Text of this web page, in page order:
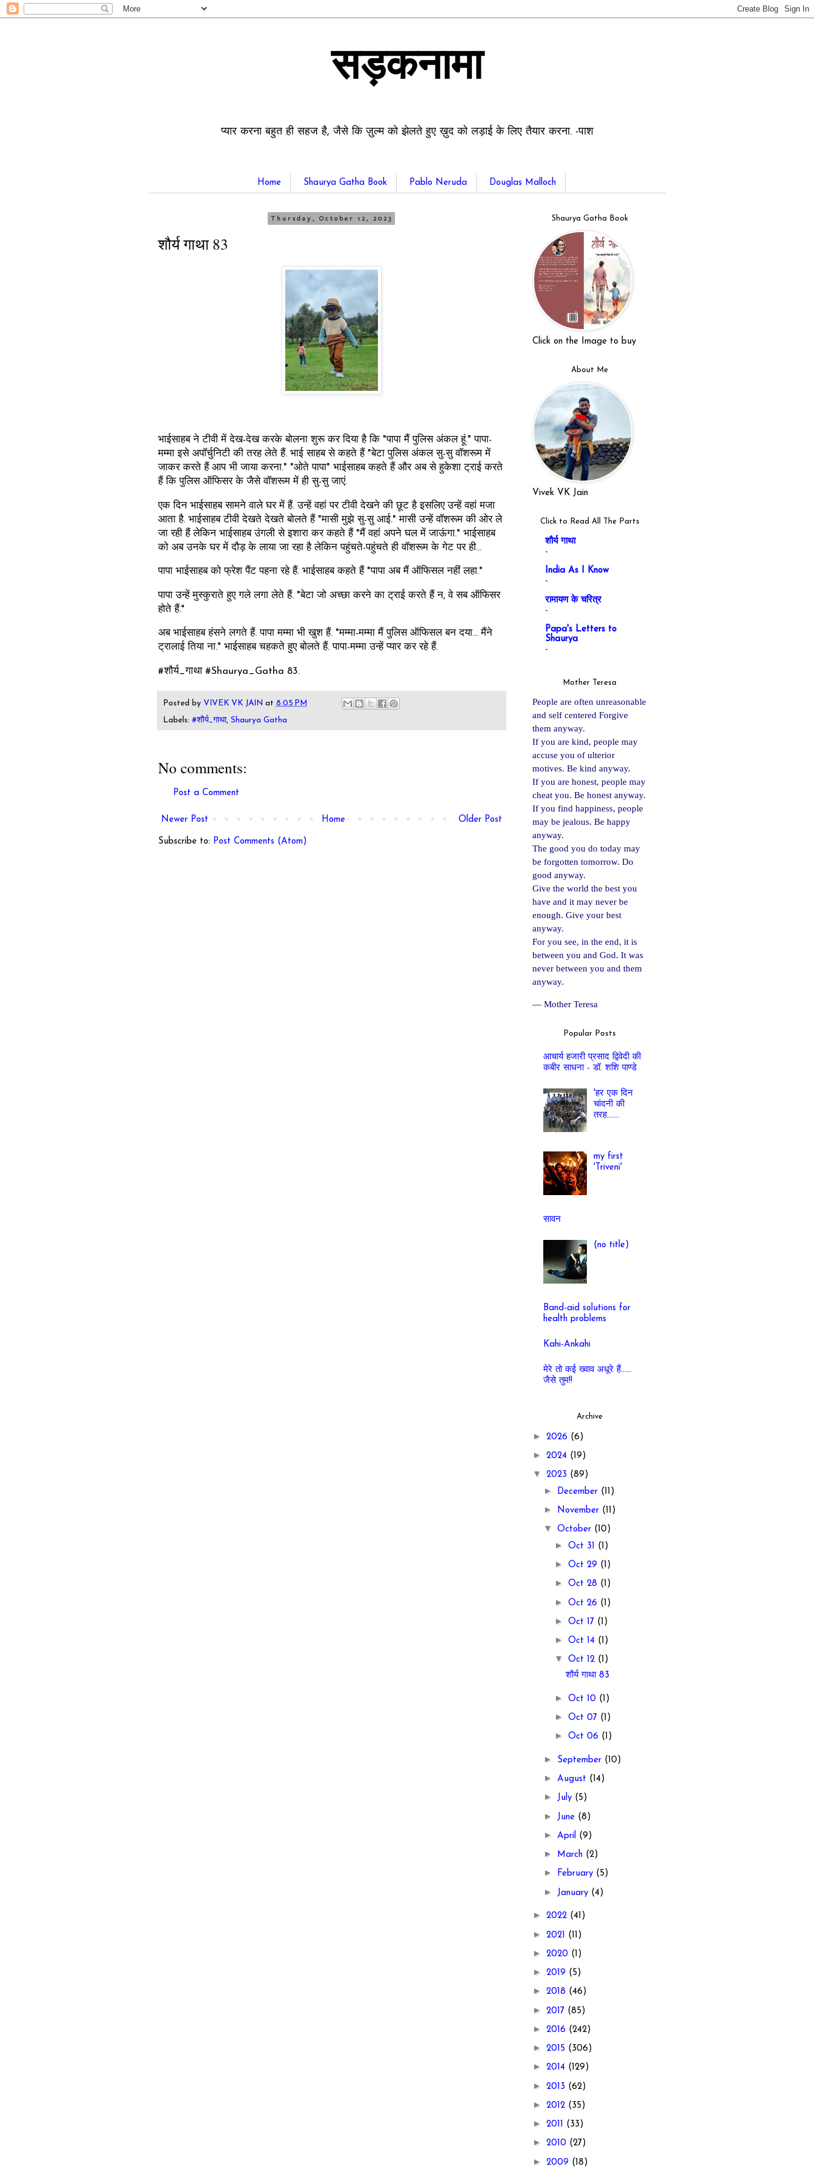
सड़कनामा
प्यार करना बहुत ही सहज है, जैसे कि ज़ुल्म को झेलते हुए ख़ुद को लड़ाई के लिए तैयार करना. -पाश
Home Shaurya Gatha Book Pablo Neruda Douglas Malloch
Thursday, October 12, 2023
शौर्य गाथा 83
भाईसाहब ने टीवी में देख-देख करके बोलना शुरू कर दिया है कि "पापा मैं पुलिस अंकल हूं." पापा-
मम्मा इसे अपॉर्चुनिटी की तरह लेते हैं. भाई साहब से कहते हैं "बेटा पुलिस अंकल सु-सु वॉशरूम में
जाकर करते हैं आप भी जाया करना." "ओते पापा" भाईसाहब कहते हैं और अब से हुकेशा ट्राई करते
हैं कि पुलिस ऑफिसर के जैसे वॉशरूम में ही सु-सु जाएं.
एक दिन भाईसाहब सामने वाले घर में हैं. उन्हें वहां पर टीवी देखने की छूट है इसलिए उन्हें वहां मजा
आता है. भाईसाहब टीवी देखते देखते बोलते हैं "मासी मुझे सु-सु आई." मासी उन्हें वॉशरूम की ओर ले
जा रही हैं लेकिन भाईसाहब उंगली से इशारा कर कहते हैं "मैं वहां अपने घल में जाऊंगा." भाईसाहब
को अब उनके घर में दौड़ के लाया जा रहा है लेकिन पहुंचते-पहुंचते ही वॉशरूम के गेट पर ही...
पापा भाईसाहब को फ्रेश पैंट पहना रहे हैं. भाईसाहब कहते हैं "पापा अब मैं ऑफिसल नहीं लहा."
पापा उन्हें मुस्कुराते हुए गले लगा लेते हैं. "बेटा जो अच्छा करने का ट्राई करते हैं न, वे सब ऑफिसर
होते हैं."
अब भाईसाहब हंसने लगते हैं. पापा मम्मा भी खुश हैं. "मम्मा-मम्मा मैं पुलिस ऑफिसल बन दया... मैंने
ट्रालाई तिया ना." भाईसाहब चहकते हुए बोलते हैं. पापा-मम्मा उन्हें प्यार कर रहे हैं.
#शौर्य_गाथा #Shaurya_Gatha 83.
Posted by VIVEK VK JAIN at 8:05 PM
Labels: #शौर्य_गाथा, Shaurya Gatha
No comments:
Post a Comment
Newer Post Older Post
Home
Subscribe to: Post Comments (Atom)
Shaurya Gatha Book
Click on the Image to buy
About Me
Vivek VK Jain
Click to Read All The Parts
शौर्य गाथा
-
India As I Know
-
रामायण के चरित्र
-
Papa's Letters to
Shaurya
-
Mother Teresa
People are often unreasonable
and self centered Forgive
them anyway.
If you are kind, people may
accuse you of ulterior
motives. Be kind anyway.
If you are honest, people may
cheat you. Be honest anyway.
If you find happiness, people
may be jealous. Be happy
anyway.
The good you do today may
be forgotten tomorrow. Do
good anyway.
Give the world the best you
have and it may never be
enough. Give your best
anyway.
For you see, in the end, it is
between you and God. It was
never between you and them
anyway.
― Mother Teresa
Popular Posts
आचार्य हजारी प्रसाद द्विवेदी की
कबीर साधना - डॉ. शशि पाण्डे
'हर एक दिन
चांदनी की
तरह.......
my first
'Triveni'
सावन
(no title)
Band-aid solutions for
health problems
Kahi-Ankahi
मेरे तो कई ख्वाव अधूरे हैं......
जैसे तुम!!
Archive
► 2026 (6)
► 2024 (19)
▼ 2023 (89)
► December (11)
► November (11)
▼ October (10)
► Oct 31 (1)
► Oct 29 (1)
► Oct 28 (1)
► Oct 26 (1)
► Oct 17 (1)
► Oct 14 (1)
▼ Oct 12 (1)
शौर्य गाथा 83
► Oct 10 (1)
► Oct 07 (1)
► Oct 06 (1)
► September (10)
► August (14)
► July (5)
► June (8)
► April (9)
► March (2)
► February (5)
► January (4)
► 2022 (41)
► 2021 (11)
► 2020 (1)
► 2019 (5)
► 2018 (46)
► 2017 (85)
► 2016 (242)
► 2015 (306)
► 2014 (129)
► 2013 (62)
► 2012 (35)
► 2011 (33)
► 2010 (27)
► 2009 (18)